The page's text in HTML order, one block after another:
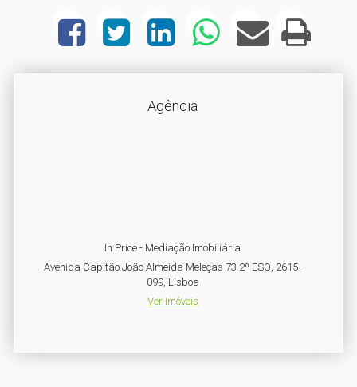
Agência
In Price - Mediação Imobiliária
Avenida Capitão João Almeida Meleças 73 2º ESQ, 2615-
099, Lisboa
Ver Imóveis